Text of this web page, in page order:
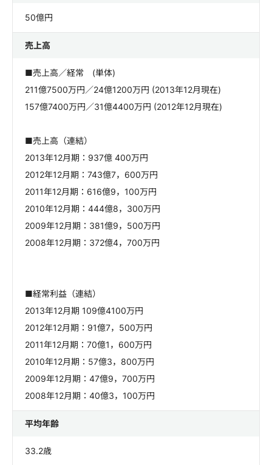
50億円
売上高
■売上高／経常 (単体)
211億7500万円／24億1200万円 (2013年12月現在)
157億7400万円／31億4400万円 (2012年12月現在)
■売上高（連結）
2013年12月期：937億 400万円
2012年12月期：743億7，600万円
2011年12月期：616億9，100万円
2010年12月期：444億8，300万円
2009年12月期：381億9，500万円
2008年12月期：372億4，700万円
■経常利益（連結）
2013年12月期 109億4100万円
2012年12月期：91億7，500万円
2011年12月期：70億1，600万円
2010年12月期：57億3，800万円
2009年12月期：47億9，700万円
2008年12月期：40億3，100万円
平均年齢
33.2歳